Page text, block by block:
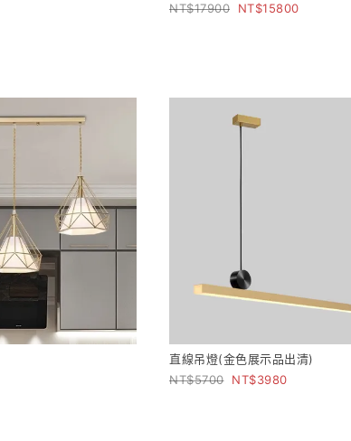
17900
15800
直線吊燈(金色展示品出清)
5700
3980